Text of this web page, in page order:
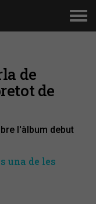
de
de
l'àlbum debut
una de les